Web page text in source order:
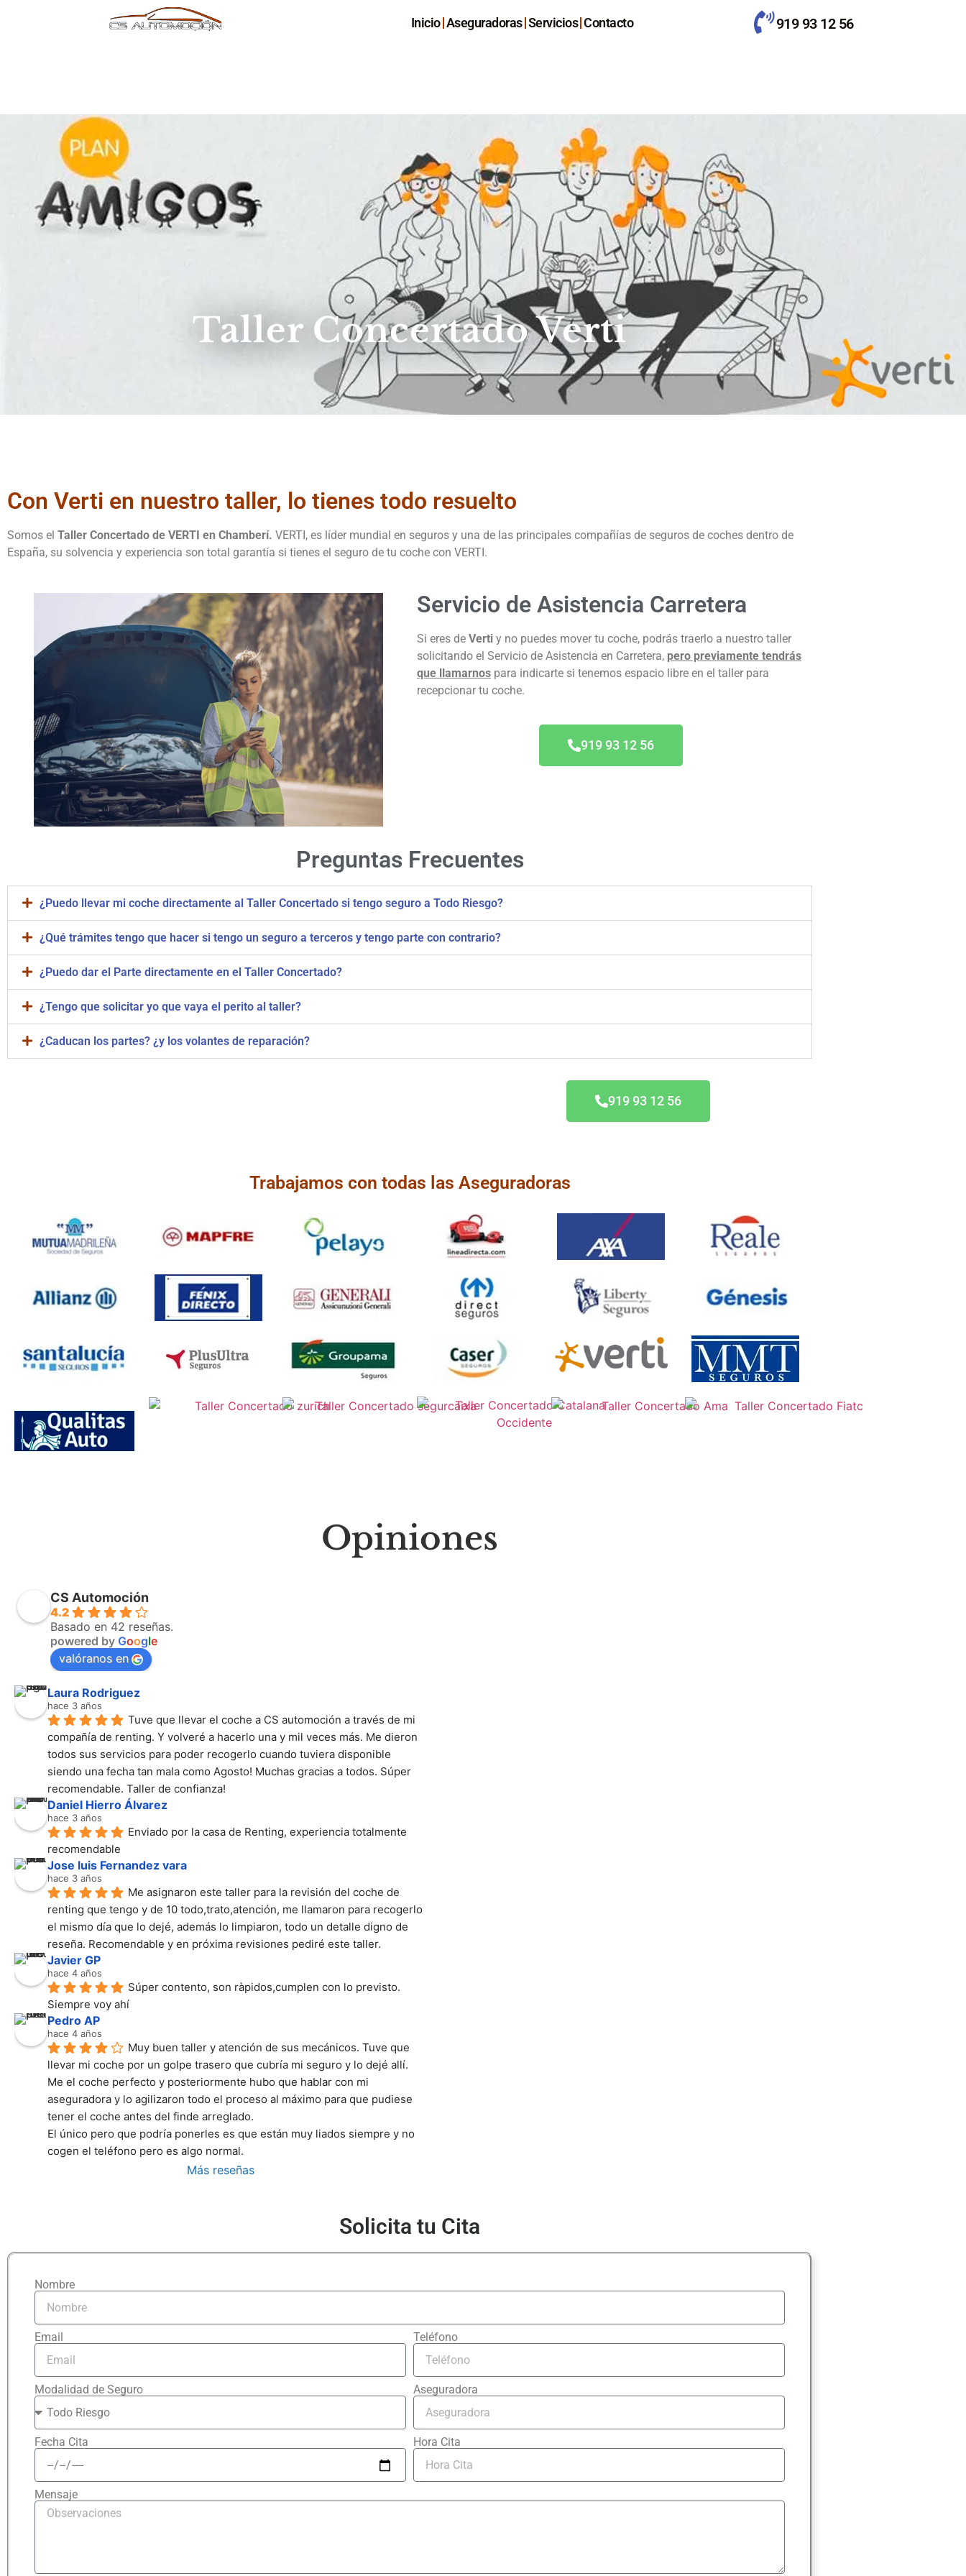
Inicio Aseguradoras Servicios Contacto 919 93 12 56
Taller Concertado Verti
Con Verti en nuestro taller, lo tienes todo resuelto
Somos el Taller Concertado de VERTI en Chamberí. VERTI, es líder mundial en seguros y una de las principales compañías de seguros de coches dentro de
España, su solvencia y experiencia son total garantía si tienes el seguro de tu coche con VERTI.
Servicio de Asistencia Carretera
Si eres de Verti y no puedes mover tu coche, podrás traerlo a nuestro taller
solicitando el Servicio de Asistencia en Carretera, pero previamente tendrás
que llamarnos para indicarte si tenemos espacio libre en el taller para
recepcionar tu coche.
919 93 12 56
Preguntas Frecuentes
¿Puedo llevar mi coche directamente al Taller Concertado si tengo seguro a Todo Riesgo?
¿Qué trámites tengo que hacer si tengo un seguro a terceros y tengo parte con contrario?
¿Puedo dar el Parte directamente en el Taller Concertado?
¿Tengo que solicitar yo que vaya el perito al taller?
¿Caducan los partes? ¿y los volantes de reparación?
919 93 12 56
Trabajamos con todas las Aseguradoras
Opiniones
CS Automoción
4.2
Basado en 42 reseñas.
powered by Google
valóranos en
Laura Rodriguez
hace 3 años
Tuve que llevar el coche a CS automoción a través de mi
compañía de renting. Y volveré a hacerlo una y mil veces más. Me dieron
todos sus servicios para poder recogerlo cuando tuviera disponible
siendo una fecha tan mala como Agosto! Muchas gracias a todos. Súper
recomendable. Taller de confianza!
Daniel Hierro Álvarez
hace 3 años
Enviado por la casa de Renting, experiencia totalmente
recomendable
Jose luis Fernandez vara
hace 3 años
Me asignaron este taller para la revisión del coche de
renting que tengo y de 10 todo,trato,atención, me llamaron para recogerlo
el mismo día que lo dejé, además lo limpiaron, todo un detalle digno de
reseña. Recomendable y en próxima revisiones pediré este taller.
Javier GP
hace 4 años
Súper contento, son ràpidos,cumplen con lo previsto.
Siempre voy ahí
Pedro AP
hace 4 años
Muy buen taller y atención de sus mecánicos. Tuve que
llevar mi coche por un golpe trasero que cubría mi seguro y lo dejé allí.
Me el coche perfecto y posteriormente hubo que hablar con mi
aseguradora y lo agilizaron todo el proceso al máximo para que pudiese
tener el coche antes del finde arreglado.
El único pero que podría ponerles es que están muy liados siempre y no
cogen el teléfono pero es algo normal.
Más reseñas
Solicita tu Cita
Nombre
Email Teléfono
Modalidad de Seguro Aseguradora
Fecha Cita Hora Cita
Mensaje